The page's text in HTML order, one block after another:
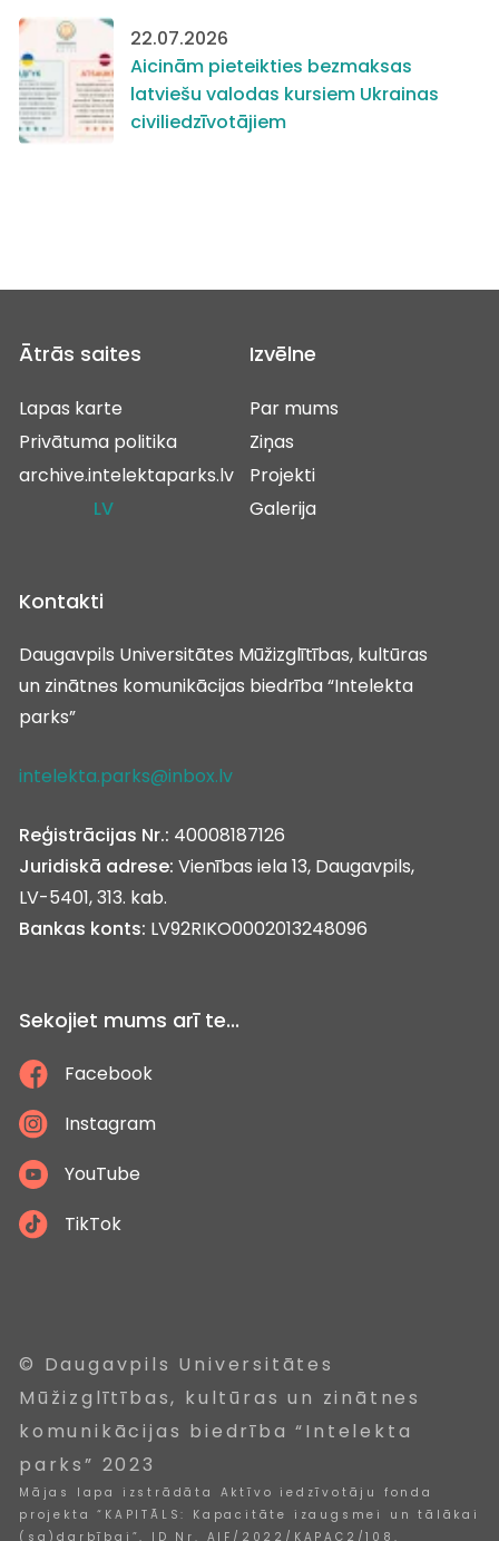
22.07.2026
Aicinām pieteikties bezmaksas
latviešu valodas kursiem Ukrainas
civiliedzīvotājiem
Ātrās saites
Lapas karte
Privātuma politika
archive.intelektaparks.lv
LV
Izvēlne
Par mums
Ziņas
Projekti
Galerija
Kontakti
Daugavpils Universitātes Mūžizglītības, kultūras
un zinātnes komunikācijas biedrība “Intelekta
parks”
intelekta.parks@inbox.lv
Reģistrācijas Nr.: 40008187126
Juridiskā adrese: Vienības iela 13, Daugavpils,
LV-5401, 313. kab.
Bankas konts: LV92RIKO0002013248096
Sekojiet mums arī te...
Facebook
Instagram
YouTube
TikTok
© Daugavpils Universitātes
Mūžizglītības, kultūras un zinātnes
komunikācijas biedrība “Intelekta
parks” 2023
Mājas lapa izstrādāta Aktīvo iedzīvotāju fonda
projekta “KAPITĀLS: Kapacitāte izaugsmei un tālākai
(sa)darbībai”, ID Nr. AIF/2022/KAPAC2/108,